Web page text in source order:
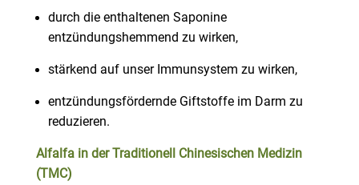
durch die enthaltenen Saponine
entzündungshemmend zu wirken,
stärkend auf unser Immunsystem zu wirken,
entzündungsfördernde Giftstoffe im Darm zu
reduzieren.
Alfalfa in der Traditionell Chinesischen Medizin
(TMC)